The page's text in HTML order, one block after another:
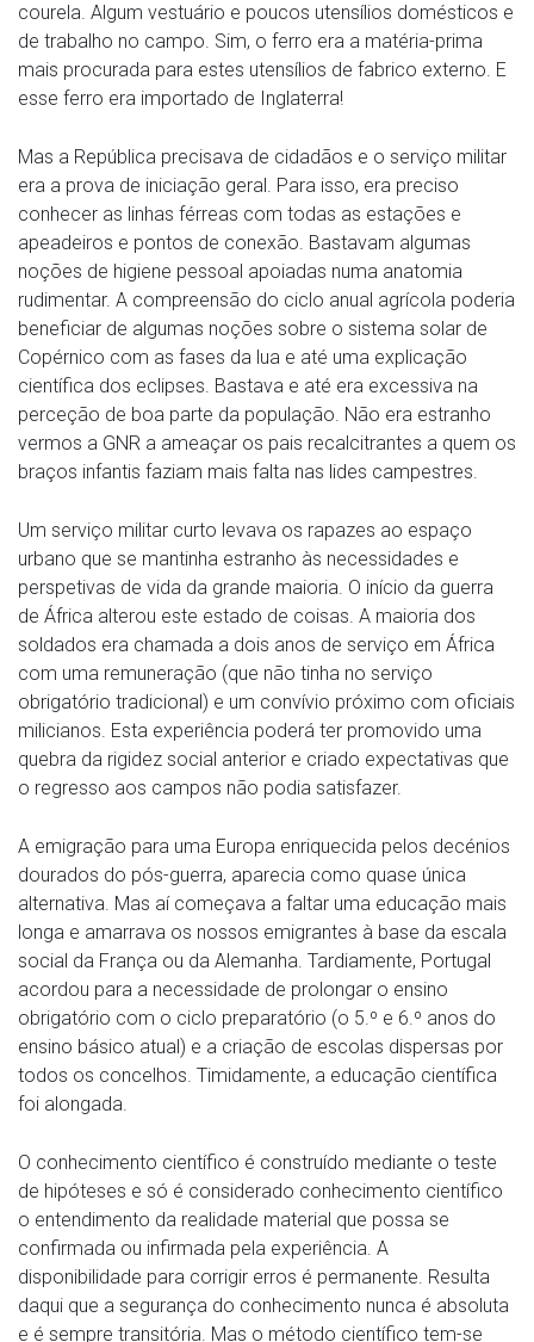
courela. Algum vestuário e poucos utensílios domésticos e
de trabalho no campo. Sim, o ferro era a matéria-prima
mais procurada para estes utensílios de fabrico externo. E
esse ferro era importado de Inglaterra!
Mas a República precisava de cidadãos e o serviço militar
era a prova de iniciação geral. Para isso, era preciso
conhecer as linhas férreas com todas as estações e
apeadeiros e pontos de conexão. Bastavam algumas
noções de higiene pessoal apoiadas numa anatomia
rudimentar. A compreensão do ciclo anual agrícola poderia
beneficiar de algumas noções sobre o sistema solar de
Copérnico com as fases da lua e até uma explicação
científica dos eclipses. Bastava e até era excessiva na
perceção de boa parte da população. Não era estranho
vermos a GNR a ameaçar os pais recalcitrantes a quem os
braços infantis faziam mais falta nas lides campestres.
Um serviço militar curto levava os rapazes ao espaço
urbano que se mantinha estranho às necessidades e
perspetivas de vida da grande maioria. O início da guerra
de África alterou este estado de coisas. A maioria dos
soldados era chamada a dois anos de serviço em África
com uma remuneração (que não tinha no serviço
obrigatório tradicional) e um convívio próximo com oficiais
milicianos. Esta experiência poderá ter promovido uma
quebra da rigidez social anterior e criado expectativas que
o regresso aos campos não podia satisfazer.
A emigração para uma Europa enriquecida pelos decénios
dourados do pós-guerra, aparecia como quase única
alternativa. Mas aí começava a faltar uma educação mais
longa e amarrava os nossos emigrantes à base da escala
social da França ou da Alemanha. Tardiamente, Portugal
acordou para a necessidade de prolongar o ensino
obrigatório com o ciclo preparatório (o 5.º e 6.º anos do
ensino básico atual) e a criação de escolas dispersas por
todos os concelhos. Timidamente, a educação científica
foi alongada.
O conhecimento científico é construído mediante o teste
de hipóteses e só é considerado conhecimento científico
o entendimento da realidade material que possa se
confirmada ou infirmada pela experiência. A
disponibilidade para corrigir erros é permanente. Resulta
daqui que a segurança do conhecimento nunca é absoluta
e é sempre transitória. Mas o método científico tem-se